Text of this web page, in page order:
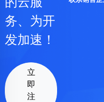
务、为开
发加速！
立
即
注